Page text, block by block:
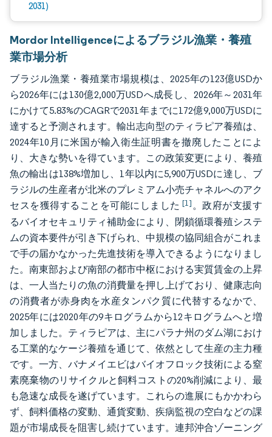
2031)
Mordor Intelligenceによるブラジル漁業・養殖
業市場分析
ブラジル漁業・養殖業市場規模は、2025年の123億USDか
ら2026年には130億2,000万USDへ成長し、2026年～2031年
にかけて5.83%のCAGRで2031年までに172億9,000万USDに
達すると予測されます。輸出志向型のティラピア養殖は、
2024年10月に米国が輸入衛生証明書を撤廃したことによ
り、大きな勢いを得ています。この政策変更により、養殖
魚の輸出は138%増加し、1年以内に5,900万USDに達し、ブ
ラジルの生産者が北米のプレミアム小売チャネルへのアク
セスを獲得することを可能にしました[1]。政府が支援す
るバイオセキュリティ補助金により、閉鎖循環養殖システ
ムの資本要件が引き下げられ、中規模の協同組合がこれま
で手の届かなかった先進技術を導入できるようになりまし
た。南東部および南部の都市中枢における実質賃金の上昇
は、一人当たりの魚の消費量を押し上げており、健康志向
の消費者が赤身肉を水産タンパク質に代替するなかで、
2025年には2020年の9キログラムから12キログラムへと増
加しました。ティラピアは、主にパラナ州のダム湖におけ
る工業的なケージ養殖を通じて、依然として生産の主力種
です。一方、バナメイエビはバイオフロック技術による窒
素廃棄物のリサイクルと飼料コストの20%削減により、最
も急速な成長を遂げています。これらの進展にもかかわら
ず、飼料価格の変動、通貨変動、疾病監視の空白などの課
題が市場成長を阻害し続けています。連邦沖合ゾーニング